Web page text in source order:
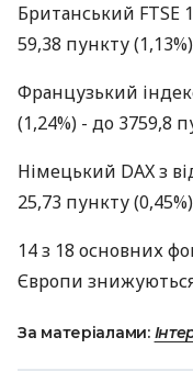
Британський FTSE
59,38 пункту
Французький
(1,24%) - до 3759,8
Німецький DAX з
25,73 пункту
14 з 18 основних
Європи знижуються
За матеріалами: